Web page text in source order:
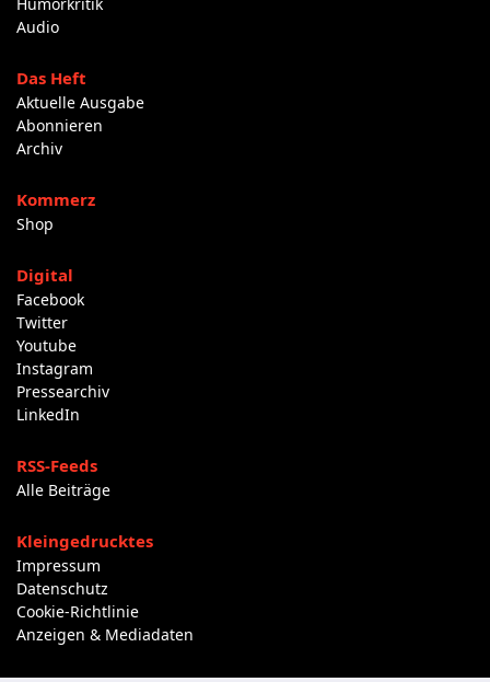
Audio
Das Heft
Aktuelle Ausgabe
Abonnieren
Archiv
Kommerz
Shop
Digital
Facebook
Twitter
Youtube
Instagram
Pressearchiv
LinkedIn
RSS-Feeds
Alle Beiträge
Kleingedrucktes
Impressum
Datenschutz
Cookie-Richtlinie
Anzeigen & Mediadaten